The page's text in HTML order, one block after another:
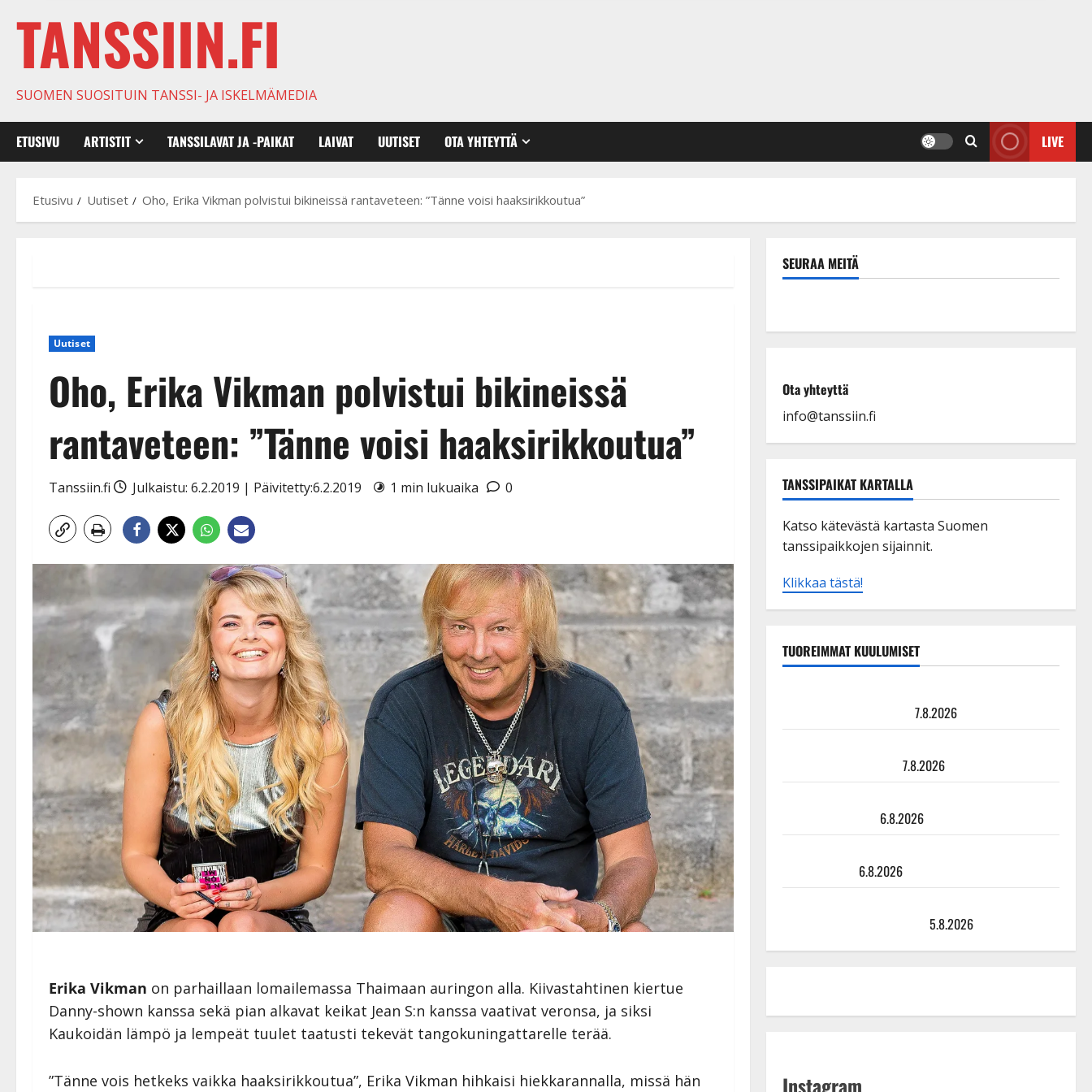
TANSSIIN.FI
SUOMEN SUOSITUIN TANSSI- JA ISKELMÄMEDIA
ETUSIVU ARTISTIT TANSSILAVAT JA -PAIKAT LAIVAT UUTISET OTA YHTEYTTÄ LIVE
Etusivu Uutiset Oho, Erika Vikman polvistui bikineissä rantaveteen: ”Tänne voisi haaksirikkoutua”
Uutiset
Oho, Erika Vikman polvistui bikineissä
rantaveteen: ”Tänne voisi haaksirikkoutua”
Tanssiin.fi Julkaistu: 6.2.2019 | Päivitetty:6.2.2019 1 min lukuaika 0
Erika Vikman on parhaillaan lomailemassa Thaimaan auringon alla. Kiivastahtinen kiertue
Danny-shown kanssa sekä pian alkavat keikat Jean S:n kanssa vaativat veronsa, ja siksi
Kaukoidän lämpö ja lempeät tuulet taatusti tekevät tangokuningattarelle terää.
”Tänne vois hetkeks vaikka haaksirikkoutua”, Erika Vikman hihkaisi hiekkarannalla, missä hän
SEURAA MEITÄ
Ota yhteyttä
info@tanssiin.fi
TANSSIPAIKAT KARTALLA
Katso kätevästä kartasta Suomen
tanssipaikkojen sijainnit.
Klikkaa tästä!
TUOREIMMAT KUULUMISET
7.8.2026
7.8.2026
6.8.2026
6.8.2026
5.8.2026
Instagram